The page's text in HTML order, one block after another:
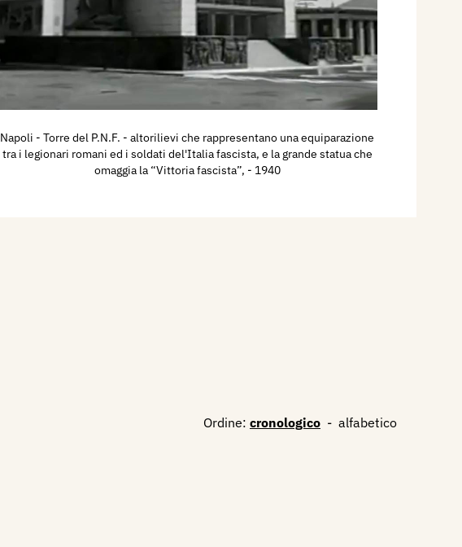
Napoli - Torre del P.N.F. - altorilievi che rappresentano una equiparazione
tra i legionari romani ed i soldati del'Italia fascista, e la grande statua che
omaggia la “Vittoria fascista”, - 1940
Ordine: cronologico - alfabetico